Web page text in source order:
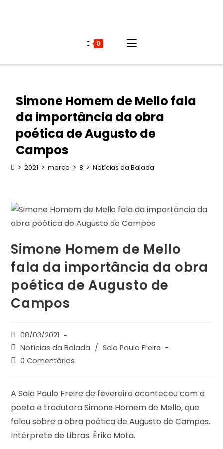
0
Simone Homem de Mello fala
da importância da obra
poética de Augusto de
Campos
> 2021 > março > 8 > Notícias da Balada
Simone Homem de Mello
fala da importância da obra
poética de Augusto de
Campos
08/03/2021
Notícias da Balada / Sala Paulo Freire
0 Comentários
A Sala Paulo Freire de fevereiro aconteceu com a
poeta e tradutora Simone Homem de Mello, que
falou sobre a obra poética de Augusto de Campos.
Intérprete de Libras: Érika Mota.